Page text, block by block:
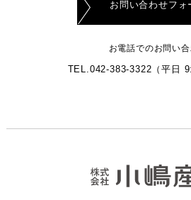
お問い合わせフォ
お電話でのお問い
TEL.042-383-3322 （平日